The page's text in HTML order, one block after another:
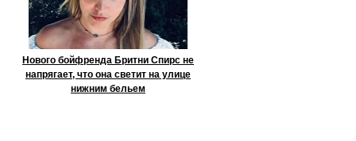
Нового бойфренда Бритни Спирс не
напрягает, что она светит на улице
нижним бельем